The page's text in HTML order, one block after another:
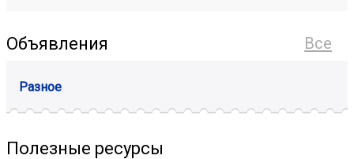
Все
Объявления
Разное
Полезные ресурсы